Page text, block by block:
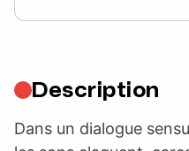
Description
Dans un dialogue